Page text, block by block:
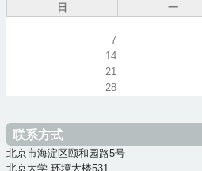
日 一
7
14
21
28
联系方式
北京市海淀区颐和园路5号
北京大学 环境大楼531